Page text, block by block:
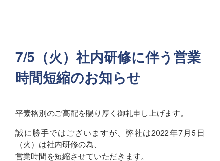
7/5（火）社内研修に伴う営業
時間短縮のお知らせ
平素格別のご高配を賜り厚く御礼申し上げます。
誠に勝手ではございますが、弊社は2022年7月5日
（火）は社内研修の為、
営業時間を短縮させていただきます。